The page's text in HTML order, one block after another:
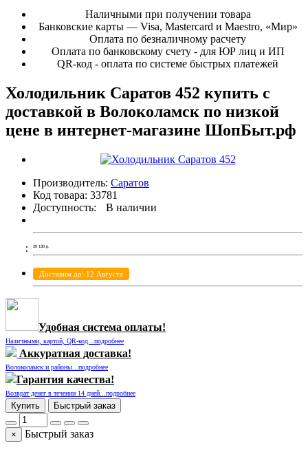
Наличными при получении товара
Банковские карты — Visa, Mastercard и Maestro, «Мир»
Оплата по безналичному расчету
Оплата по банковскому счету - для ЮР лиц и ИП
QR-код - оплата по системе быстрых платежей
Холодильник Саратов 452 купить с
доставкой в Волоколамск по низкой
цене в интернет-магазине ШопБыт.рф
Производитель: Саратов
Код товара: 33781
Доступность:
В наличии
20 130 р.
Доставим до: 12 Августа
Удобная система оплаты!
Наличными, картой, QR-код...подробнее
Аккуратная доставка!
Волоколамск и районы...подробнее
Гарантия качества!
Возврат денег в течении 14 дней...подробнее
Купить Быстрый заказ
× Быстрый заказ